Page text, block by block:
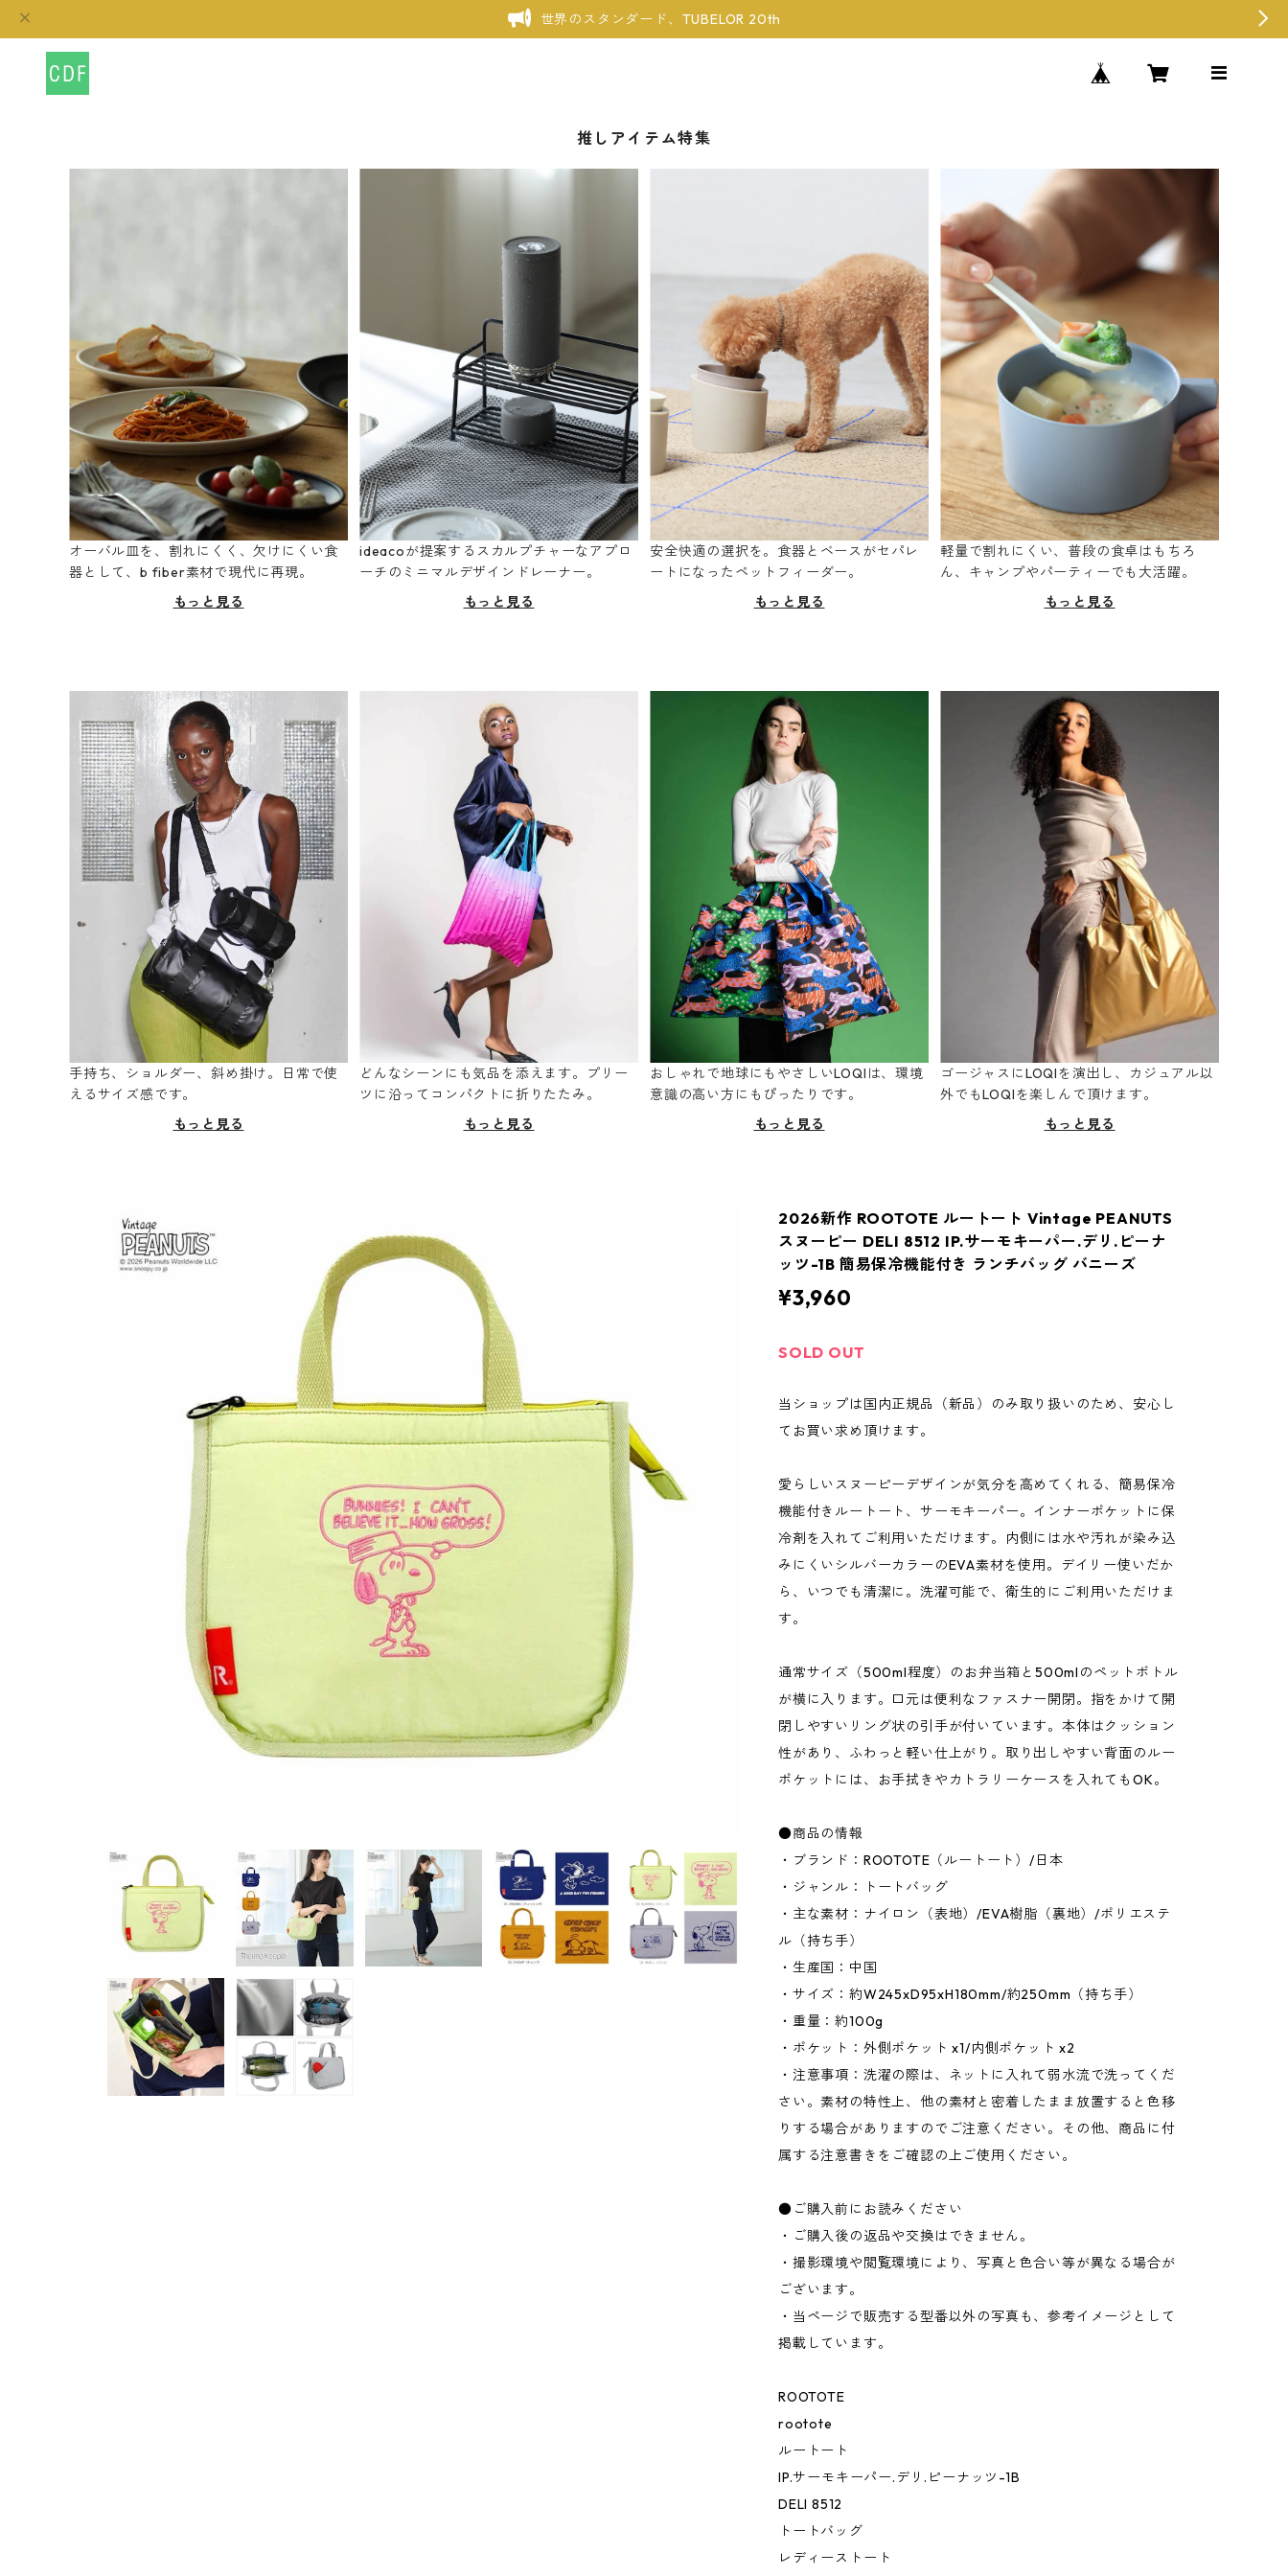
世界のスタンダード、TUBELOR 20th
推しアイテム特集
オーバル皿を、割れにくく、欠けにくい食
器として、b fiber素材で現代に再現。
もっと見る
ideacoが提案するスカルプチャーなアプロ
ーチのミニマルデザインドレーナー。
もっと見る
安全快適の選択を。食器とベースがセパレ
ートになったペットフィーダー。
もっと見る
軽量で割れにくい、普段の食卓はもちろ
ん、キャンプやパーティーでも大活躍。
もっと見る
手持ち、ショルダー、斜め掛け。日常で使
えるサイズ感です。
もっと見る
どんなシーンにも気品を添えます。プリー
ツに沿ってコンパクトに折りたたみ。
もっと見る
おしゃれで地球にもやさしいLOQIは、環境
意識の高い方にもぴったりです。
もっと見る
ゴージャスにLOQIを演出し、カジュアル以
外でもLOQIを楽しんで頂けます。
もっと見る
2026新作 ROOTOTE ルートート Vintage PEANUTS
スヌーピー DELI 8512 IP.サーモキーパー.デリ.ピーナ
ッツ-1B 簡易保冷機能付き ランチバッグ バニーズ
¥3,960
SOLD OUT
当ショップは国内正規品（新品）のみ取り扱いのため、安心し
てお買い求め頂けます。
愛らしいスヌーピーデザインが気分を高めてくれる、簡易保冷
機能付きルートート、サーモキーパー。インナーポケットに保
冷剤を入れてご利用いただけます。内側には水や汚れが染み込
みにくいシルバーカラーのEVA素材を使用。デイリー使いだか
ら、いつでも清潔に。洗濯可能で、衛生的にご利用いただけま
す。
通常サイズ（500ml程度）のお弁当箱と500mlのペットボトル
が横に入ります。口元は便利なファスナー開閉。指をかけて開
閉しやすいリング状の引手が付いています。本体はクッション
性があり、ふわっと軽い仕上がり。取り出しやすい背面のルー
ポケットには、お手拭きやカトラリーケースを入れてもOK。
●商品の情報
・ブランド：ROOTOTE（ルートート）/日本
・ジャンル：トートバッグ
・主な素材：ナイロン（表地）/EVA樹脂（裏地）/ポリエステ
ル（持ち手）
・生産国：中国
・サイズ：約W245xD95xH180mm/約250mm（持ち手）
・重量：約100g
・ポケット：外側ポケット x1/内側ポケット x2
・注意事項：洗濯の際は、ネットに入れて弱水流で洗ってくだ
さい。素材の特性上、他の素材と密着したまま放置すると色移
りする場合がありますのでご注意ください。その他、商品に付
属する注意書きをご確認の上ご使用ください。
●ご購入前にお読みください
・ご購入後の返品や交換はできません。
・撮影環境や閲覧環境により、写真と色合い等が異なる場合が
ございます。
・当ページで販売する型番以外の写真も、参考イメージとして
掲載しています。
ROOTOTE
rootote
ルートート
IP.サーモキーパー.デリ.ピーナッツ-1B
DELI 8512
トートバッグ
レディーストート